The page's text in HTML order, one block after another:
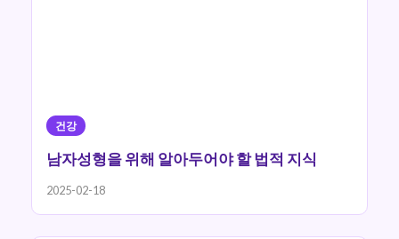
건강
남자성형을 위해 알아두어야 할 법적 지식
2025-02-18